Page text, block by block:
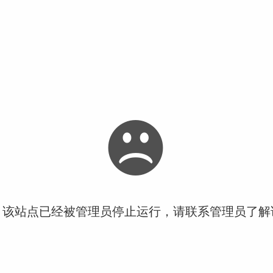
站点已经被管理员停止运行，请联系管理员了